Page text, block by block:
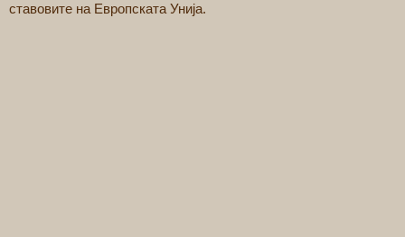
ставовите на Европската Унија.